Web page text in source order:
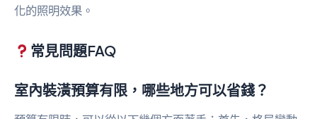
化的照明效果。
常見問題FAQ
室內裝潢預算有限，哪些地方可以省錢？